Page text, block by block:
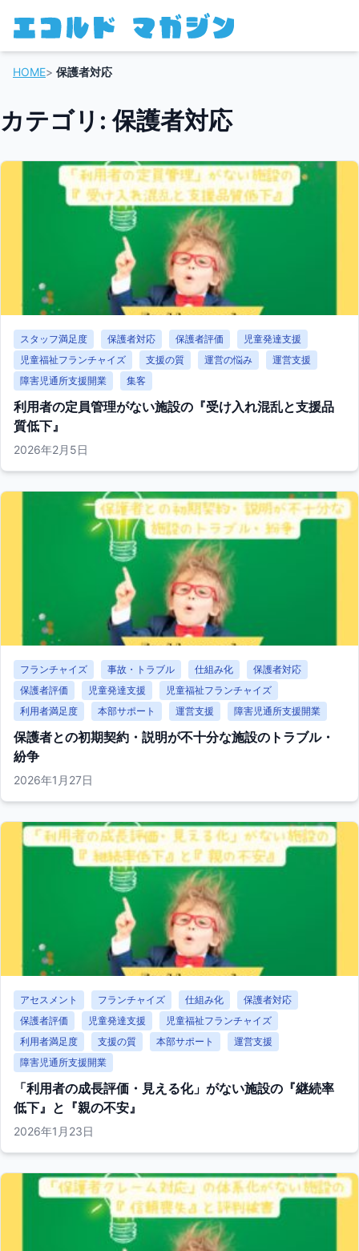
HOME> 保護者対応
カテゴリ: 保護者対応
スタッフ満足度 保護者対応 保護者評価
児童発達支援
児童福祉フランチャイズ
支援の質 運営の悩み
運営支援
障害児通所支援開業
集客
利用者の定員管理がない施設の『受け入れ混乱と支援品
質低下』
2026年2月5日
フランチャイズ 事故・トラブル 仕組み化
保護者対応
保護者評価
児童発達支援
児童福祉フランチャイズ
利用者満足度
本部サポート 運営支援 障害児通所支援開業
保護者との初期契約・説明が不十分な施設のトラブル・
紛争
2026年1月27日
アセスメント フランチャイズ 仕組み化
保護者対応
保護者評価
児童発達支援
児童福祉フランチャイズ
利用者満足度
支援の質 本部サポート
運営支援
障害児通所支援開業
「利用者の成長評価・見える化」がない施設の『継続率
低下』と『親の不安』
2026年1月23日